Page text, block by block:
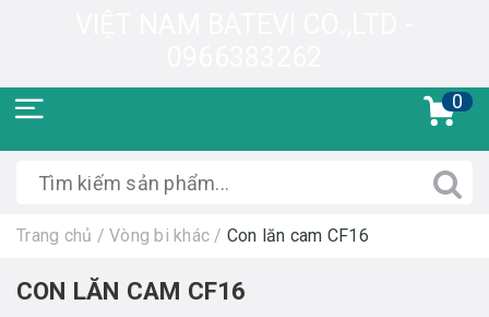
0
Trang chủ / Vòng bi khác / Con lăn cam CF16
CON LĂN CAM CF16